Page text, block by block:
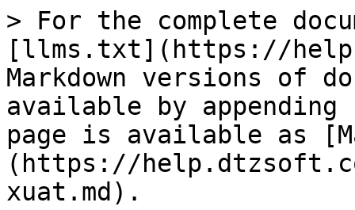
> For the complete
[llms.txt](https://
Markdown versions of
available by
page is available as
(https://
xuat.md).